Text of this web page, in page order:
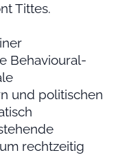
Tittes.
Behavioural-
und politischen
rechtzeitig